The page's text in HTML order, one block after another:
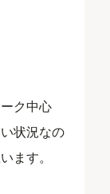
ク中心
状況なの
ます。